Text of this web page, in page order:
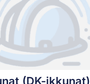
(DK-ikkunat)